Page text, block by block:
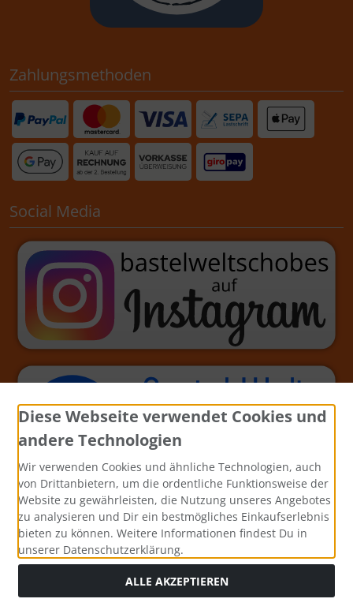
Zahlungsmethoden
Social Media
Diese Webseite verwendet Cookies und
andere Technologien
Wir verwenden Cookies und ähnliche Technologien, auch
von Drittanbietern, um die ordentliche Funktionsweise der
Website zu gewährleisten, die Nutzung unseres Angebotes
zu analysieren und Dir ein bestmögliches Einkaufserlebnis
bieten zu können. Weitere Informationen findest Du in
unserer Datenschutzerklärung.
ALLE AKZEPTIEREN